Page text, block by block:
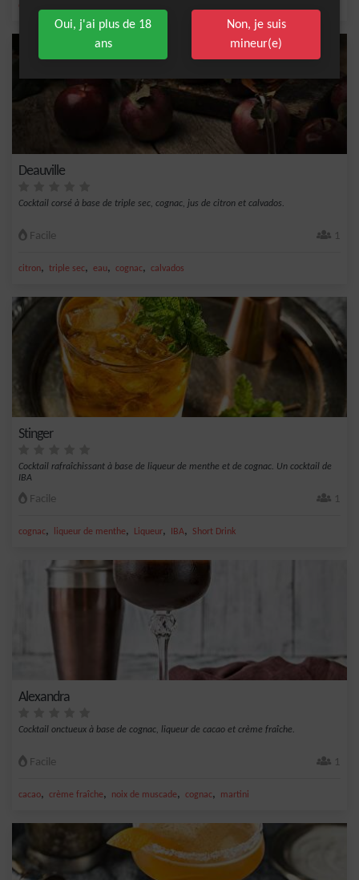
citron
Deauville
Cocktail corsé à base de triple sec, cognac, jus de citron et calvados.
Facile 1
citron, triple sec, eau, cognac, calvados
Stinger
Cocktail rafraîchissant à base de liqueur de menthe et de cognac. Un cocktail de
IBA
Facile 1
cognac, liqueur de menthe, Liqueur, IBA, Short Drink
Alexandra
Cocktail onctueux à base de cognac, liqueur de cacao et crème fraîche.
Facile 1
cacao, crème fraîche, noix de muscade, cognac, martini
Oui, j'ai plus de 18
ans
Non, je suis
mineur(e)